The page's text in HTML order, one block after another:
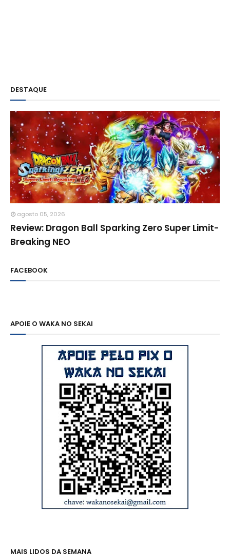
DESTAQUE
agosto 05, 2026
Review: Dragon Ball Sparking Zero Super Limit-
Breaking NEO
FACEBOOK
APOIE O WAKA NO SEKAI
MAIS LIDOS DA SEMANA